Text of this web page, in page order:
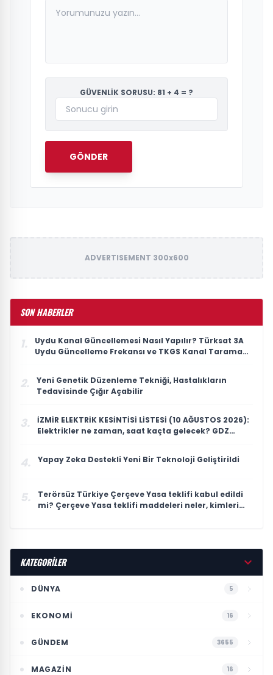
GÜVENLİK SORUSU: 81 + 4 = ?
GÖNDER
ADVERTISEMENT 300x600
SON HABERLER
1.
Uydu Kanal Güncellemesi Nasıl Yapılır? Türksat 3A
Uydu Güncelleme Frekansı ve TKGS Kanal Tarama
2.
Yeni Genetik Düzenleme Tekniği, Hastalıkların
Tedavisinde Çığır Açabilir
3.
İZMİR ELEKTRİK KESİNTİSİ LİSTESİ (10 AĞUSTOS 2026):
Elektrikler ne zaman, saat kaçta gelecek? GDZ
4. Yapay Zeka Destekli Yeni Bir Teknoloji Geliştirildi
5.
Terörsüz Türkiye Çerçeve Yasa teklifi kabul edildi
mi? Çerçeve Yasa teklifi maddeleri neler, kimleri
KATEGORİLER
DÜNYA 5
EKONOMI 16
GÜNDEM 3655
MAGAZIN 16